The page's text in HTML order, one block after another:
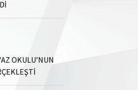
OKULU’NUN